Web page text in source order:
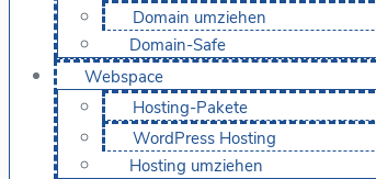
Domain umziehen
Domain-Safe
Webspace
Hosting-Pakete
WordPress Hosting
Hosting umziehen